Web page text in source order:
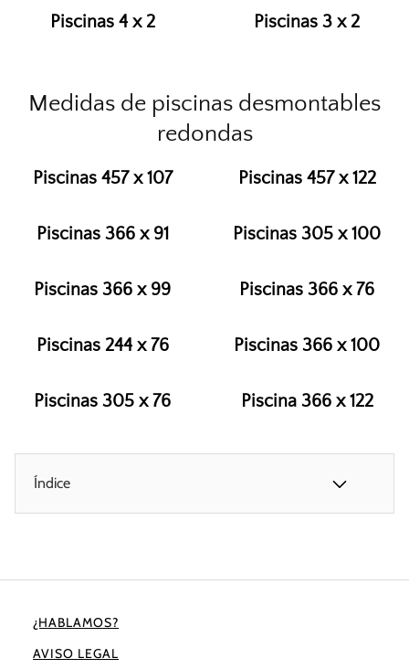
Piscinas 4 x 2 Piscinas 3 x 2
Medidas de piscinas desmontables
redondas
Piscinas 457 x 107 Piscinas 457 x 122
Piscinas 366 x 91 Piscinas 305 x 100
Piscinas 366 x 99 Piscinas 366 x 76
Piscinas 244 x 76 Piscinas 366 x 100
Piscinas 305 x 76 Piscina 366 x 122
Índice
¿HABLAMOS?
AVISO LEGAL